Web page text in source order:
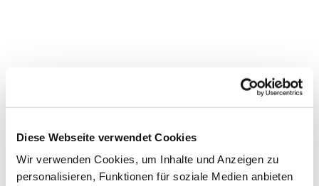
Diese Webseite verwendet Cookies
Wir verwenden Cookies, um Inhalte und Anzeigen zu
personalisieren, Funktionen für soziale Medien anbieten